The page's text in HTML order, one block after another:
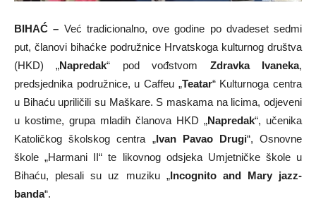
BIHAĆ – Već tradicionalno, ove godine po dvadeset sedmi
put, članovi bihaćke podružnice Hrvatskoga kulturnog društva
(HKD) „Napredak“ pod vođstvom Zdravka Ivaneka,
predsjednika podružnice, u Caffeu „Teatar“ Kulturnoga centra
u Bihaću upriličili su Maškare. S maskama na licima, odjeveni
u kostime, grupa mladih članova HKD „Napredak“, učenika
Katoličkog školskog centra „Ivan Pavao Drugi“, Osnovne
škole „Harmani II“ te likovnog odsjeka Umjetničke škole u
Bihaću, plesali su uz muziku „Incognito and Mary jazz-
banda“.